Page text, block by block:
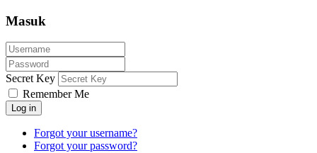
Masuk
Secret Key
Remember Me
Log in
Forgot your username?
Forgot your password?